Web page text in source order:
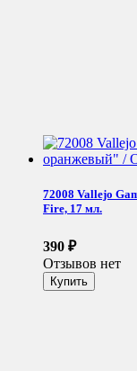
72008 Vallejo
Fire, 17 мл.
390 ₽
Отзывов нет